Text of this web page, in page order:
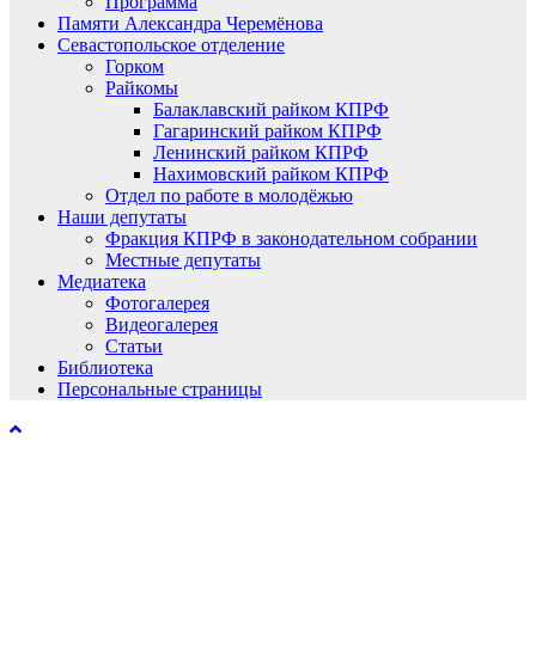
Памяти Александра Черемёнова
Севастопольское отделение
Горком
Райкомы
Балаклавский райком КПРФ
Гагаринский райком КПРФ
Ленинский райком КПРФ
Нахимовский райком КПРФ
Отдел по работе в молодёжью
Наши депутаты
Фракция КПРФ в законодательном собрании
Местные депутаты
Медиатека
Фотогалерея
Видеогалерея
Статьи
Библиотека
Персональные страницы